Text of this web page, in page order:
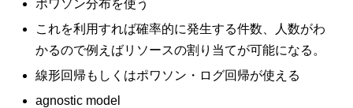
ポワソン分布を使う
これを利用すれば確率的に発生する件数、人数がわ
かるので例えばリソースの割り当てが可能になる。
線形回帰もしくはポワソン・ログ回帰が使える
agnostic model